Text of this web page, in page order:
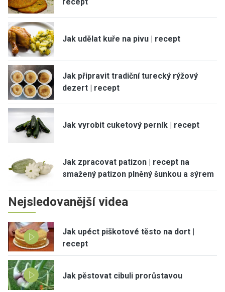
Jak udělat kuře na pivu | recept
Jak připravit tradiční turecký rýžový
dezert | recept
Jak vyrobit cuketový perník | recept
Jak zpracovat patizon | recept na
smažený patizon plněný šunkou a sýrem
Nejsledovanější videa
Jak upéct piškotové těsto na dort |
recept
Jak pěstovat cibuli prorůstavou